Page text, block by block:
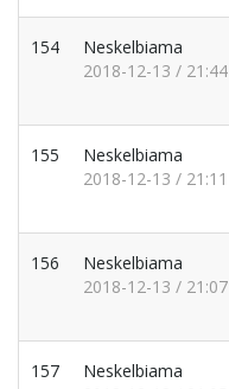
154
Neskelbiama
2018-12-13 / 21:44
155
Neskelbiama
2018-12-13 / 21:11
156
Neskelbiama
2018-12-13 / 21:07
157
Neskelbiama